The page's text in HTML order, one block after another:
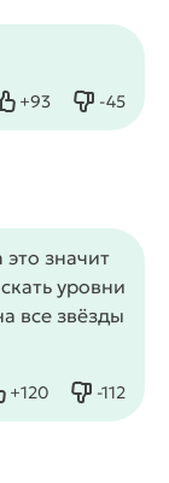
+93
Нравится -45
Не
значит
уровни
все звёзды
+120
Нравится -112
Не